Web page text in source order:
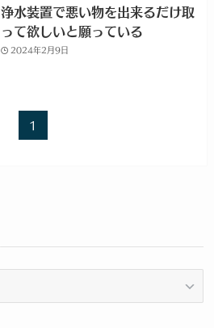
浄水装置で悪い物を出来るだけ取
って欲しいと願っている
2024年2月9日
1